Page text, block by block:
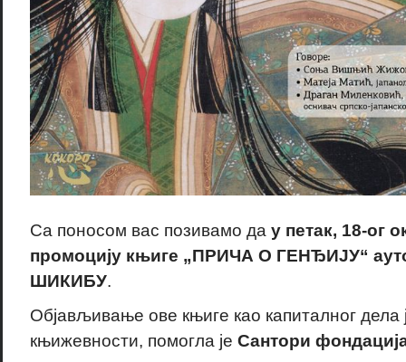
Са поносом вас позивамо да у петак, 18-ог
промоцију књиге „ПРИЧА О ГЕНЂИЈУ“
ШИКИБУ.
Објављивање ове књиге као капиталног дела
књижевности, помогла је Сантори